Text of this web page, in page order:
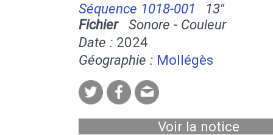
Séquence 1018-001
13''
FichierSonore - Couleur
Date : 2024
Géographie : Mollégès
Voir la notice